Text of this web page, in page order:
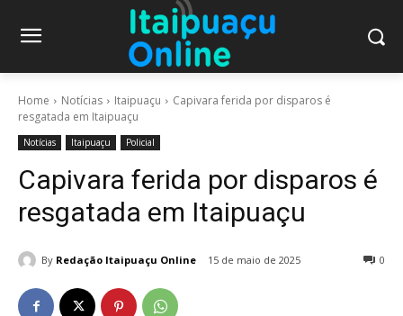
Home Notícias Itaipuaçu
Capivara ferida por disparos é
resgatada em Itaipuaçu
Notícias Itaipuaçu Policial
Capivara ferida por disparos é
resgatada em Itaipuaçu
By Redação Itaipuaçu Online 15 de maio de 2025 0